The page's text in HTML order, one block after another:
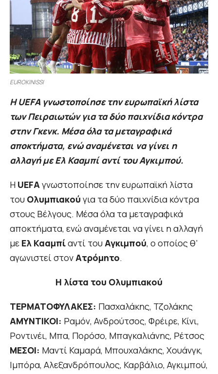
EUROKINISSI
Η UEFA γνωστοποίησε την ευρωπαϊκή λίστα
των Πειραιωτών για τα δύο παιχνίδια κόντρα
στην Γκενκ. Μέσα όλα τα μεταγραφικά
αποκτήματα, ενώ αναμένεται να γίνει η
αλλαγή με Ελ Κααμπί αντί του Αγκιμπού.
Η UEFAγνωστοποίησε την ευρωπαϊκή λίστα
του Ολυμπιακού για τα δύο παιχνίδια κόντρα
στους Βέλγους. Μέσα όλα τα μεταγραφικά
αποκτήματα, ενώ αναμένεται να γίνει η αλλαγή
με Ελ Κααμπίαντί τουΑγκιμπού, ο οποίος θ’
αγωνιστεί στονΑτρόμητο.
Η λίστα του Ολυμπιακού
ΤΕΡΜΑΤΟΦΥΛΑΚΕΣ: Πασχαλάκης, Τζολάκης
ΑΜΥΝΤΙΚΟΙ: Ραμόν, Ανδρούτσος, Φρέιρε, Κίνι,
Ροντινέι, Μπα, Πορόσο, Μπαγκαλιάνης, Ρέτσος
ΜΕΣΟΙ: Μαντί Καμαρά, Μπουχαλάκης, Χουάνγκ,
Ιμπόρα, Αλεξανδρόπουλος, Καρβάλιο, Αγκιμπού,